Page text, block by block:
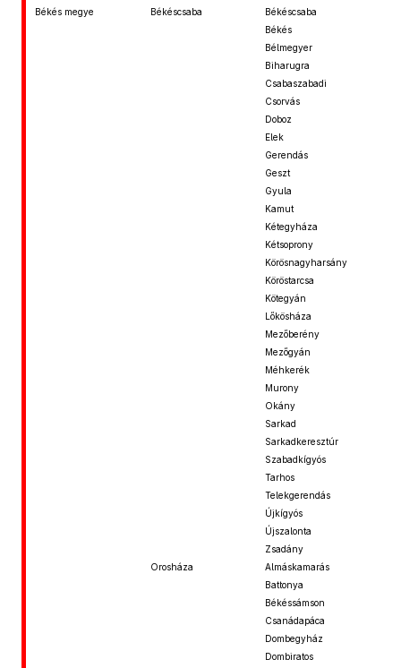
Békés megye
Békéscsaba
Békéscsaba
Békés
Bélmegyer
Biharugra
Csabaszabadi
Csorvás
Doboz
Elek
Gerendás
Geszt
Gyula
Kamut
Kétegyháza
Kétsoprony
Körösnagyharsány
Köröstarcsa
Kötegyán
Lőkösháza
Mezőberény
Mezőgyán
Méhkerék
Murony
Okány
Sarkad
Sarkadkeresztúr
Szabadkígyós
Tarhos
Telekgerendás
Újkígyós
Újszalonta
Zsadány
Orosháza
Almáskamarás
Battonya
Békéssámson
Csanádapáca
Dombegyház
Dombiratos